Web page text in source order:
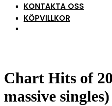
KONTAKTA OSS
KÖPVILLKOR
Chart Hits of
massive